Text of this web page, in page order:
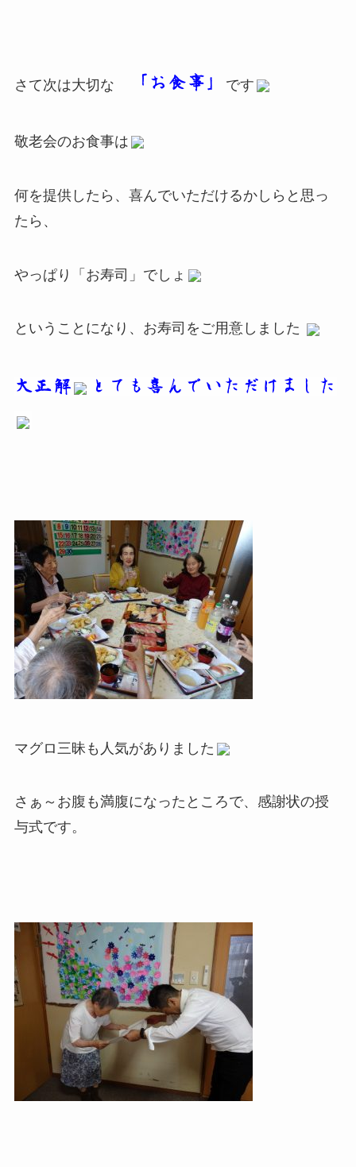
さて次は大切な 「お食事」 です
敬老会のお食事は
何を提供したら、喜んでいただけるかしらと思っ
たら、
やっぱり「お寿司」でしょ
ということになり、お寿司をご用意しました
大正解 とても喜んでいただけました
マグロ三昧も人気がありました
さぁ～お腹も満腹になったところで、感謝状の授
与式です。